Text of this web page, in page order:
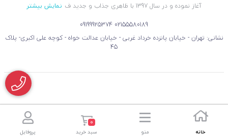
آغاز نموده و در سال 1397 با ظاهری جذاب و جدید ف
نمایش بیشتر
02155580189
09199925374
نشانی: تهران - خیابان پانزده خرداد غربی - خیابان عدالت خواه - کوچه علی اکبری- پلاک
45
خانه منو
0
سبد خرید پروفایل